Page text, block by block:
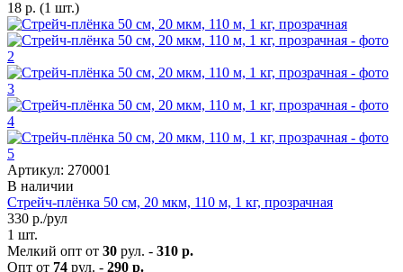
18 р. (1 шт.)
Артикул: 270001
В наличии
Стрейч-плёнка 50 см, 20 мкм, 110 м, 1 кг, прозрачная
330 р./рул
1 шт.
Мелкий опт от 30 рул. - 310 р.
Опт от 74 рул. - 290 р.